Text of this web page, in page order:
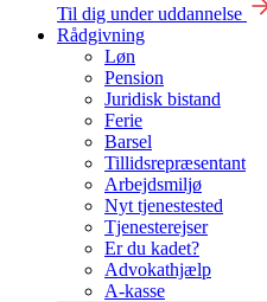
Til dig under uddannelse
Rådgivning
Løn
Pension
Juridisk bistand
Ferie
Barsel
Tillidsrepræsentant
Arbejdsmiljø
Nyt tjenestested
Tjenesterejser
Er du kadet?
Advokathjælp
A-kasse